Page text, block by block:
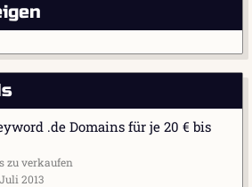
.de Domains für je 20 € bis
zu verkaufen
2013